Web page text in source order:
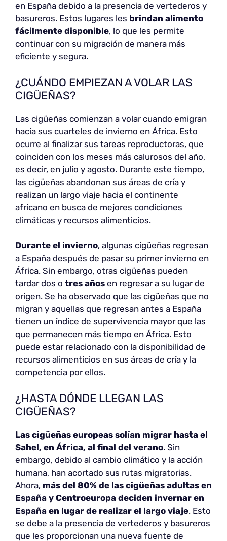
en España debido a la presencia de vertederos y
basureros. Estos lugares les brindan alimento
fácilmente disponible, lo que les permite
continuar con su migración de manera más
eficiente y segura.
¿CUÁNDO EMPIEZAN A VOLAR LAS
CIGÜEÑAS?
Las cigüeñas comienzan a volar cuando emigran
hacia sus cuarteles de invierno en África. Esto
ocurre al finalizar sus tareas reproductoras, que
coinciden con los meses más calurosos del año,
es decir, en julio y agosto. Durante este tiempo,
las cigüeñas abandonan sus áreas de cría y
realizan un largo viaje hacia el continente
africano en busca de mejores condiciones
climáticas y recursos alimenticios.
Durante el invierno, algunas cigüeñas regresan
a España después de pasar su primer invierno en
África. Sin embargo, otras cigüeñas pueden
tardar dos o tres años en regresar a su lugar de
origen. Se ha observado que las cigüeñas que no
migran y aquellas que regresan antes a España
tienen un índice de supervivencia mayor que las
que permanecen más tiempo en África. Esto
puede estar relacionado con la disponibilidad de
recursos alimenticios en sus áreas de cría y la
competencia por ellos.
¿HASTA DÓNDE LLEGAN LAS
CIGÜEÑAS?
Las cigüeñas europeas solían migrar hasta el
Sahel, en África, al final del verano. Sin
embargo, debido al cambio climático y la acción
humana, han acortado sus rutas migratorias.
Ahora, más del 80% de las cigüeñas adultas en
España y Centroeuropa deciden invernar en
España en lugar de realizar el largo viaje. Esto
se debe a la presencia de vertederos y basureros
que les proporcionan una nueva fuente de